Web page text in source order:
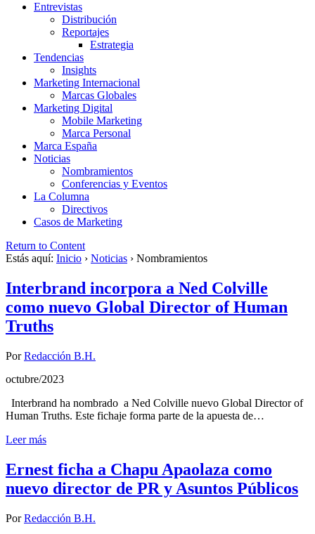
Entrevistas
Distribución
Reportajes
Estrategia
Tendencias
Insights
Marketing Internacional
Marcas Globales
Marketing Digital
Mobile Marketing
Marca Personal
Marca España
Noticias
Nombramientos
Conferencias y Eventos
La Columna
Directivos
Casos de Marketing
Return to Content
Estás aquí: Inicio › Noticias › Nombramientos
Interbrand incorpora a Ned Colville
como nuevo Global Director of Human
Truths
PorRedacción B.H.
octubre/2023
Interbrand ha nombrado a Ned Colville nuevo Global Director of
Human Truths. Este fichaje forma parte de la apuesta de…
Leer más
Ernest ficha a Chapu Apaolaza como
nuevo director de PR y Asuntos Públicos
PorRedacción B.H.